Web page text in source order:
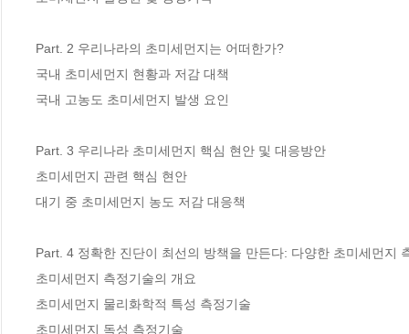
Part. 2 우리나라의 초미세먼지는 어떠한가?
국내 초미세먼지 현황과 저감 대책
국내 고농도 초미세먼지 발생 요인
Part. 3 우리나라 초미세먼지 핵심 현안 및 대응방안
초미세먼지 관련 핵심 현안
대기 중 초미세먼지 농도 저감 대응책
Part. 4 정확한 진단이 최선의 방책을 만든다: 다양한 초미세먼지
초미세먼지 측정기술의 개요
초미세먼지 물리화학적 특성 측정기술
초미세먼지 독성 측정기술